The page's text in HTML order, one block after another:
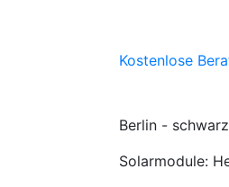
Kostenlose
Berlin -
Solarmodule: